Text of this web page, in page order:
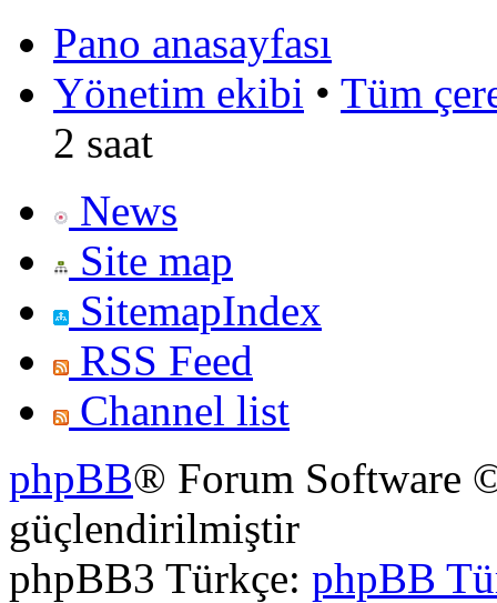
Pano anasayfası
Yönetim ekibi • Tüm
2 saat
News
Site map
SitemapIndex
RSS Feed
Channel list
phpBB® Forum Software
güçlendirilmiştir
phpBB3 Türkçe: phpBB